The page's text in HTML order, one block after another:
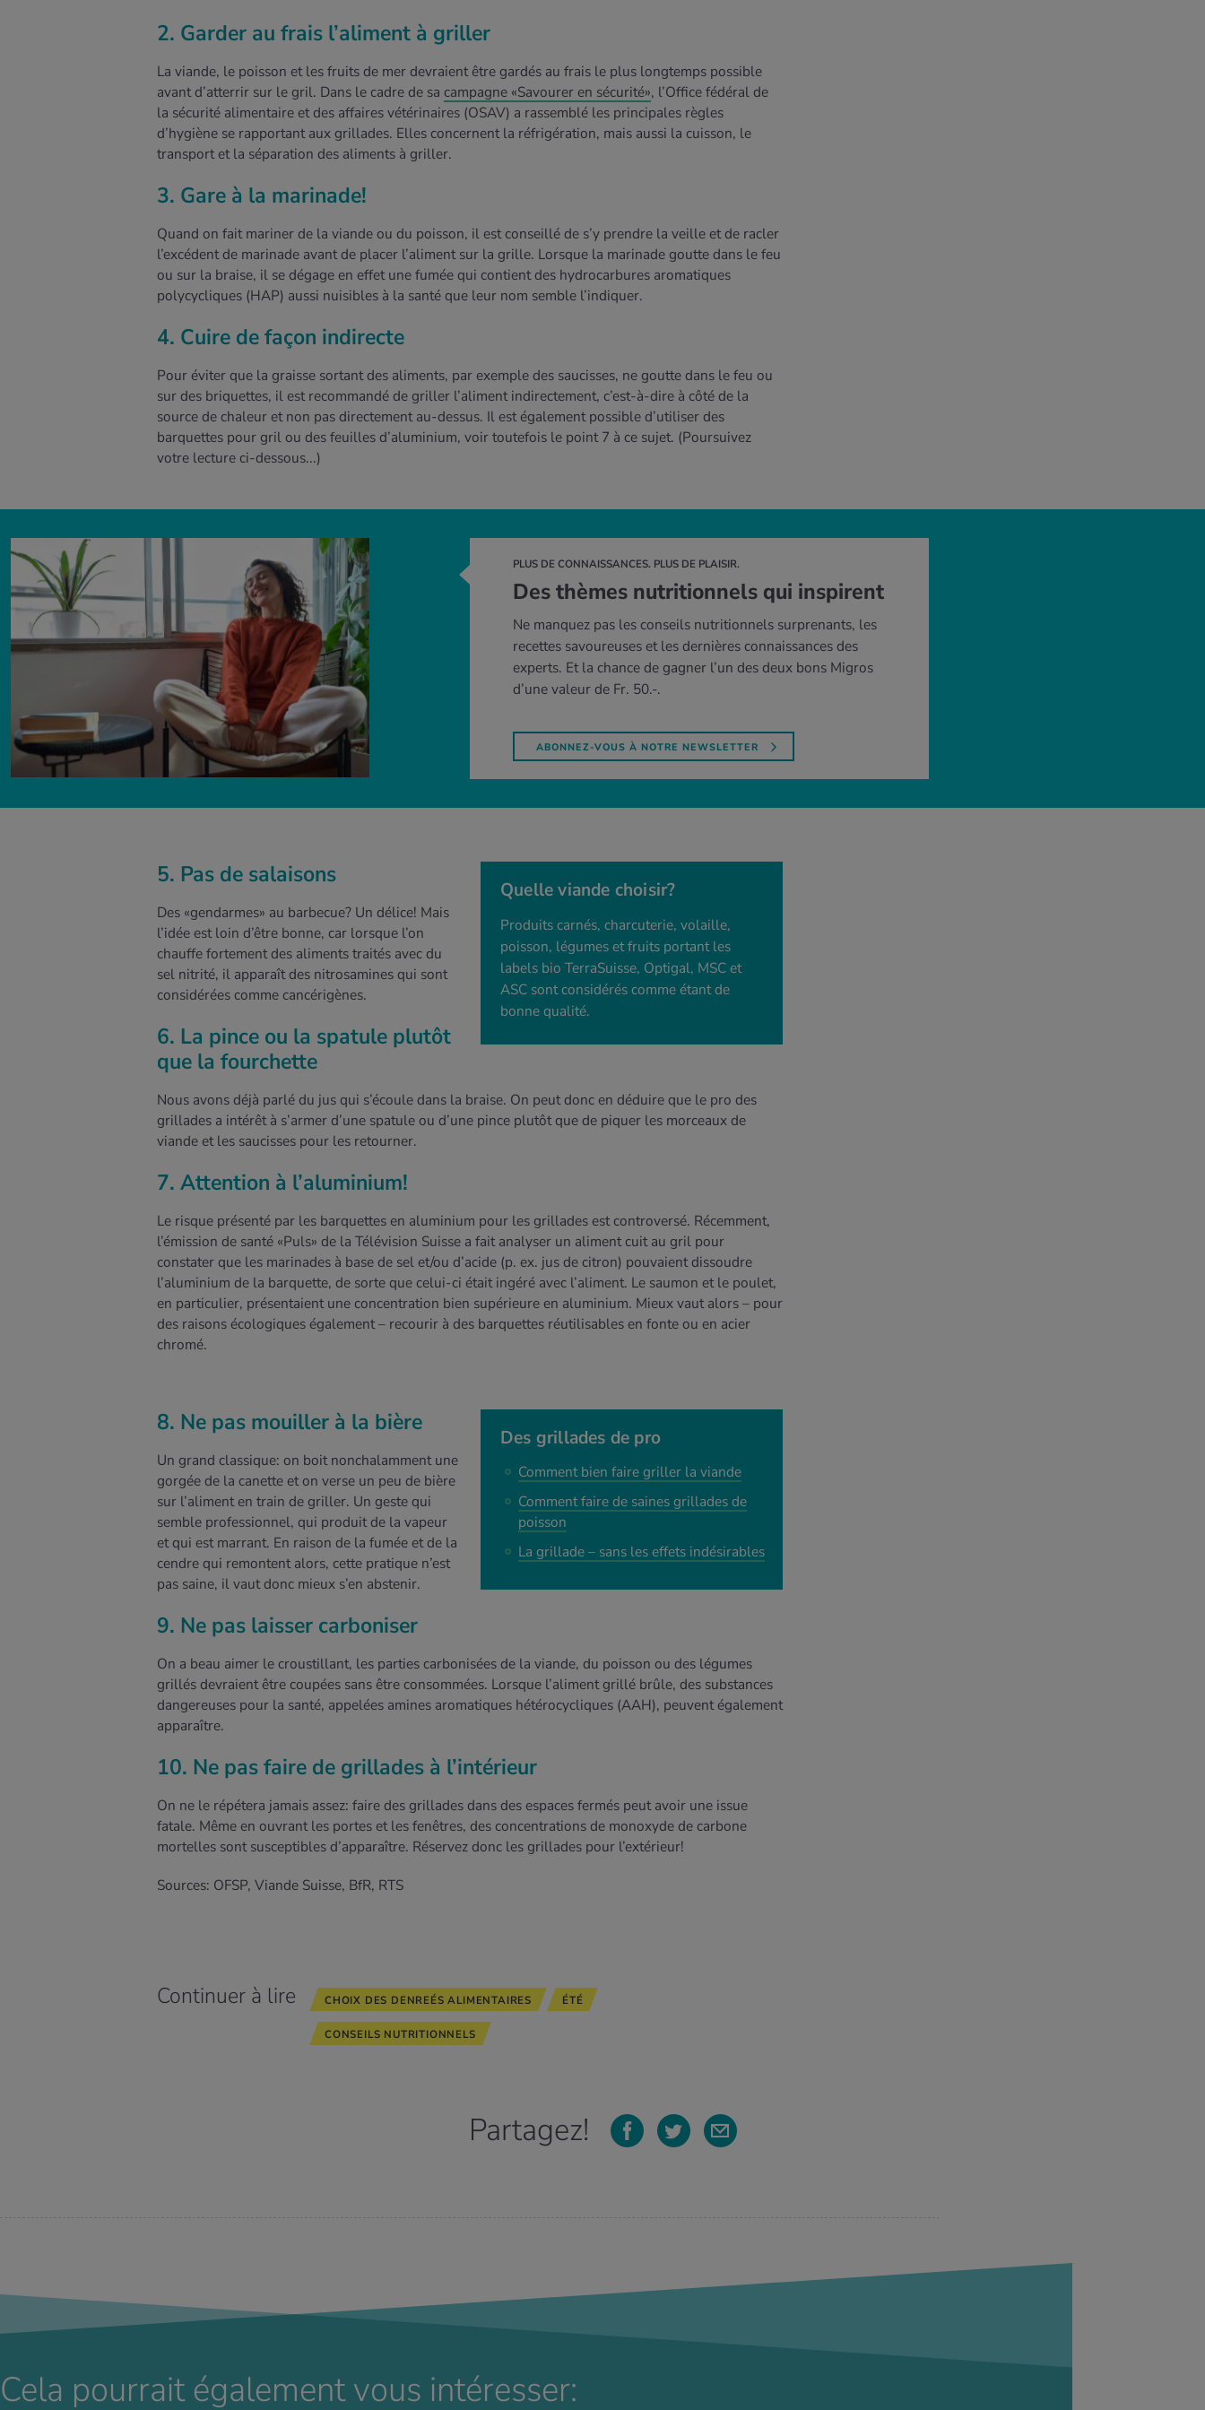
2. Garder au frais l’aliment à griller
La viande, le poisson et les fruits de mer devraient être gardés au frais le plus longtemps possible
avant d’atterrir sur le gril. Dans le cadre de sa campagne «Savourer en sécurité», l’Office fédéral de
la sécurité alimentaire et des affaires vétérinaires (OSAV) a rassemblé les principales règles
d’hygiène se rapportant aux grillades. Elles concernent la réfrigération, mais aussi la cuisson, le
transport et la séparation des aliments à griller.
3. Gare à la marinade!
Quand on fait mariner de la viande ou du poisson, il est conseillé de s’y prendre la veille et de racler
l’excédent de marinade avant de placer l’aliment sur la grille. Lorsque la marinade goutte dans le feu
ou sur la braise, il se dégage en effet une fumée qui contient des hydrocarbures aromatiques
polycycliques (HAP) aussi nuisibles à la santé que leur nom semble l’indiquer.
4. Cuire de façon indirecte
Pour éviter que la graisse sortant des aliments, par exemple des saucisses, ne goutte dans le feu ou
sur des briquettes, il est recommandé de griller l’aliment indirectement, c’est-à-dire à côté de la
source de chaleur et non pas directement au-dessus. Il est également possible d’utiliser des
barquettes pour gril ou des feuilles d’aluminium, voir toutefois le point 7 à ce sujet. (Poursuivez
votre lecture ci-dessous...)
PLUS DE CONNAISSANCES. PLUS DE PLAISIR.
Des thèmes nutritionnels qui inspirent
Ne manquez pas les conseils nutritionnels surprenants, les
recettes savoureuses et les dernières connaissances des
experts. Et la chance de gagner l’un des deux bons Migros
d’une valeur de Fr. 50.-.
ABONNEZ-VOUS À NOTRE NEWSLETTER
Quelle viande choisir?
Produits carnés, charcuterie, volaille,
poisson, légumes et fruits portant les
labels bio TerraSuisse, Optigal, MSC et
ASC sont considérés comme étant de
bonne qualité.
5. Pas de salaisons
Des «gendarmes» au barbecue? Un délice! Mais
l’idée est loin d’être bonne, car lorsque l’on
chauffe fortement des aliments traités avec du
sel nitrité, il apparaît des nitrosamines qui sont
considérées comme cancérigènes.
6. La pince ou la spatule plutôt
que la fourchette
Nous avons déjà parlé du jus qui s’écoule dans la braise. On peut donc en déduire que le pro des
grillades a intérêt à s’armer d’une spatule ou d’une pince plutôt que de piquer les morceaux de
viande et les saucisses pour les retourner.
7. Attention à l’aluminium!
Le risque présenté par les barquettes en aluminium pour les grillades est controversé. Récemment,
l’émission de santé «Puls» de la Télévision Suisse a fait analyser un aliment cuit au gril pour
constater que les marinades à base de sel et/ou d’acide (p. ex. jus de citron) pouvaient dissoudre
l’aluminium de la barquette, de sorte que celui-ci était ingéré avec l’aliment. Le saumon et le poulet,
en particulier, présentaient une concentration bien supérieure en aluminium. Mieux vaut alors – pour
des raisons écologiques également – recourir à des barquettes réutilisables en fonte ou en acier
chromé.
Des grillades de pro
Comment bien faire griller la viande
Comment faire de saines grillades de
poisson
La grillade – sans les effets indésirables
8. Ne pas mouiller à la bière
Un grand classique: on boit nonchalamment une
gorgée de la canette et on verse un peu de bière
sur l’aliment en train de griller. Un geste qui
semble professionnel, qui produit de la vapeur
et qui est marrant. En raison de la fumée et de la
cendre qui remontent alors, cette pratique n’est
pas saine, il vaut donc mieux s’en abstenir.
9. Ne pas laisser carboniser
On a beau aimer le croustillant, les parties carbonisées de la viande, du poisson ou des légumes
grillés devraient être coupées sans être consommées. Lorsque l’aliment grillé brûle, des substances
dangereuses pour la santé, appelées amines aromatiques hétérocycliques (AAH), peuvent également
apparaître.
10. Ne pas faire de grillades à l’intérieur
On ne le répétera jamais assez: faire des grillades dans des espaces fermés peut avoir une issue
fatale. Même en ouvrant les portes et les fenêtres, des concentrations de monoxyde de carbone
mortelles sont susceptibles d’apparaître. Réservez donc les grillades pour l’extérieur!
Sources: OFSP, Viande Suisse, BfR, RTS
Continuer à lire CHOIX DES DENREÉS ALIMENTAIRES ÉTÉ
CONSEILS NUTRITIONNELS
Partagez!
Cela pourrait également vous intéresser: